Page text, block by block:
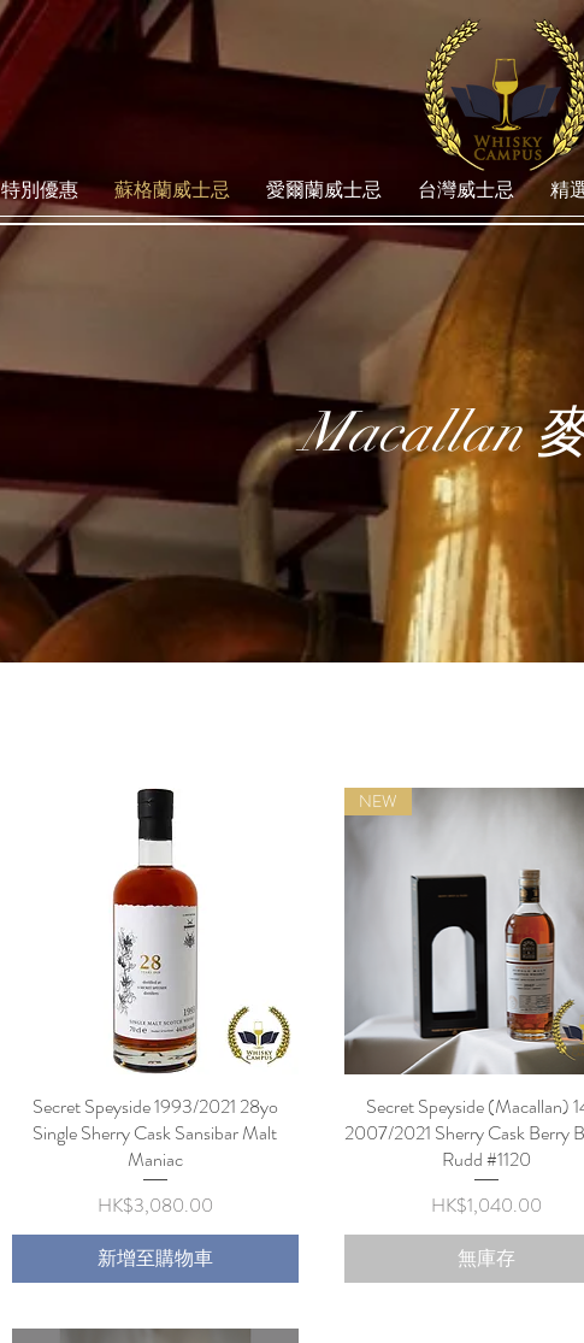
特別優惠 蘇格蘭威士忌 愛爾蘭威士忌 台灣威士忌 精
Macallan
快速瀏覽
Secret Speyside 1993/2021 28yo
Single Sherry Cask Sansibar Malt
Maniac
價格
HK$3,080.00
新增至購物車
快速瀏覽
NEW
Secret Speyside (Macallan)
2007/2021 Sherry Cask Berry
Rudd #1120
價格
HK$1,040.00
無庫存